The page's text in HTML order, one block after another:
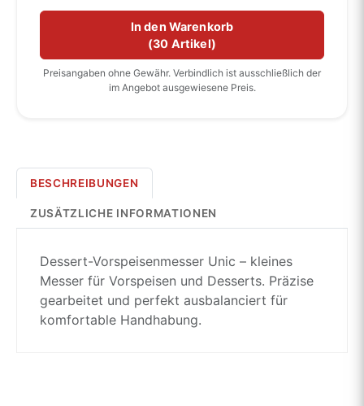
In den Warenkorb
(30 Artikel)
Preisangaben ohne Gewähr. Verbindlich ist ausschließlich der
im Angebot ausgewiesene Preis.
BESCHREIBUNGEN
ZUSÄTZLICHE INFORMATIONEN
Dessert-Vorspeisenmesser Unic – kleines
Messer für Vorspeisen und Desserts. Präzise
gearbeitet und perfekt ausbalanciert für
komfortable Handhabung.